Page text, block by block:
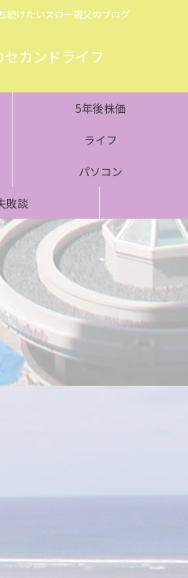
続けたいスロー親父のブログ
カンドライフ
5年後株価
ライフ
パソコン
敗談